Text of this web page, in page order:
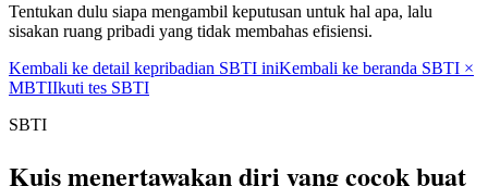
Tentukan dulu siapa mengambil keputusan untuk hal apa, lalu
sisakan ruang pribadi yang tidak membahas efisiensi.
Kembali ke detail kepribadian SBTI iniKembali ke beranda SBTI ×
MBTIIkuti tes SBTI
SBTI
Kuis menertawakan diri yang cocok buat